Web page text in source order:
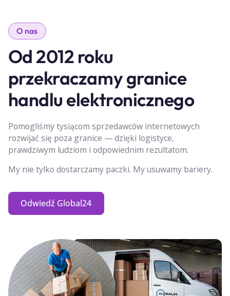
O nas
Od 2012 roku
przekraczamy granice
handlu elektronicznego
Pomogliśmy tysiącom sprzedawców internetowych
rozwijać się poza granice — dzięki logistyce,
prawdziwym ludziom i odpowiednim rezultatom.
My nie tylko dostarczamy paczki. My usuwamy bariery.
Odwiedź Global24